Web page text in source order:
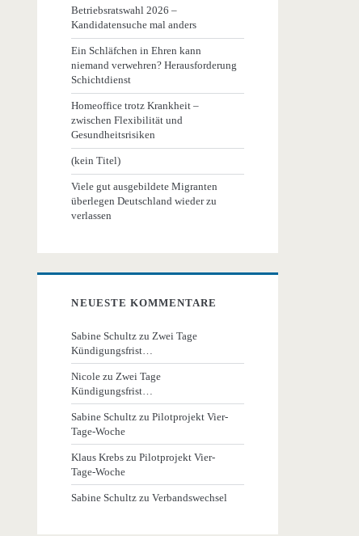
Betriebsratswahl 2026 –
Kandidatensuche mal anders
Ein Schläfchen in Ehren kann
niemand verwehren? Herausforderung
Schichtdienst
Homeoffice trotz Krankheit –
zwischen Flexibilität und
Gesundheitsrisiken
(kein Titel)
Viele gut ausgebildete Migranten
überlegen Deutschland wieder zu
verlassen
NEUESTE KOMMENTARE
Sabine Schultz zu Zwei Tage
Kündigungsfrist…
Nicole zu Zwei Tage
Kündigungsfrist…
Sabine Schultz zuPilotprojekt Vier-
Tage-Woche
Klaus Krebs zuPilotprojekt Vier-
Tage-Woche
Sabine Schultz zuVerbandswechsel